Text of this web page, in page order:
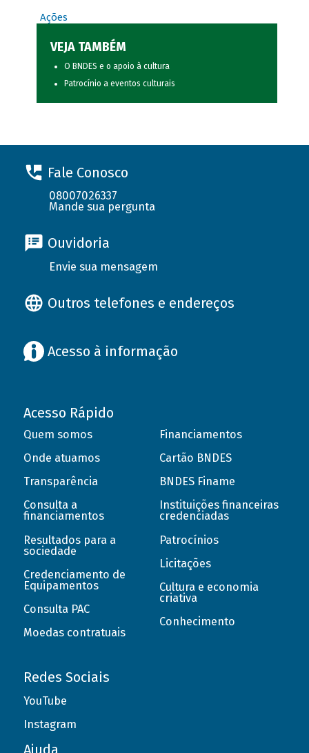
Ações
VEJA TAMBÉM
O BNDES e o apoio à cultura
Patrocínio a eventos culturais
Fale Conosco
08007026337
Mande sua pergunta
Ouvidoria
Envie sua mensagem
Outros telefones e endereços
Acesso à informação
Acesso Rápido
Quem somos
Onde atuamos
Transparência
Consulta a
financiamentos
Resultados para a
sociedade
Credenciamento de
Equipamentos
Consulta PAC
Moedas contratuais
Financiamentos
Cartão BNDES
BNDES Finame
Instituições financeiras
credenciadas
Patrocínios
Licitações
Cultura e economia
criativa
Conhecimento
Redes Sociais
YouTube
Instagram
Ajuda